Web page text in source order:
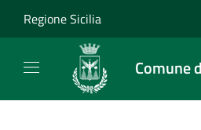
Regione Sicilia
Comune